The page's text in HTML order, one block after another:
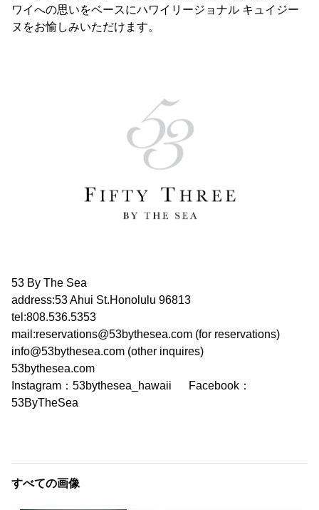
ワイへの思いをベースにハワイリージョナル キュイジー
ヌをお愉しみいただけます。
53 By The Sea
address:53 Ahui St.Honolulu 96813
tel:808.536.5353
mail:reservations@53bythesea.com (for reservations)
info@53bythesea.com (other inquires)
53bythesea.com
Instagram：53bythesea_hawaii Facebook：
53ByTheSea
すべての画像